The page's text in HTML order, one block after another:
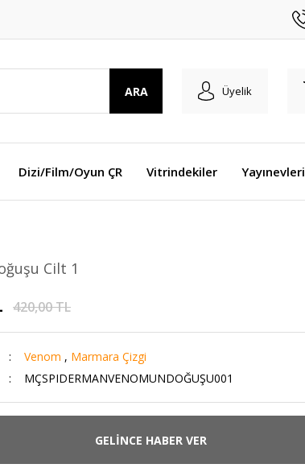
ARA Üyelik
Dizi/Film/Oyun ÇR Vitrindekiler Yayınevleri
Cilt 1
420,00 TL
Venom , Marmara Çizgi
MÇSPIDERMANVENOMUNDOĞUŞU001
GELİNCE HABER VER